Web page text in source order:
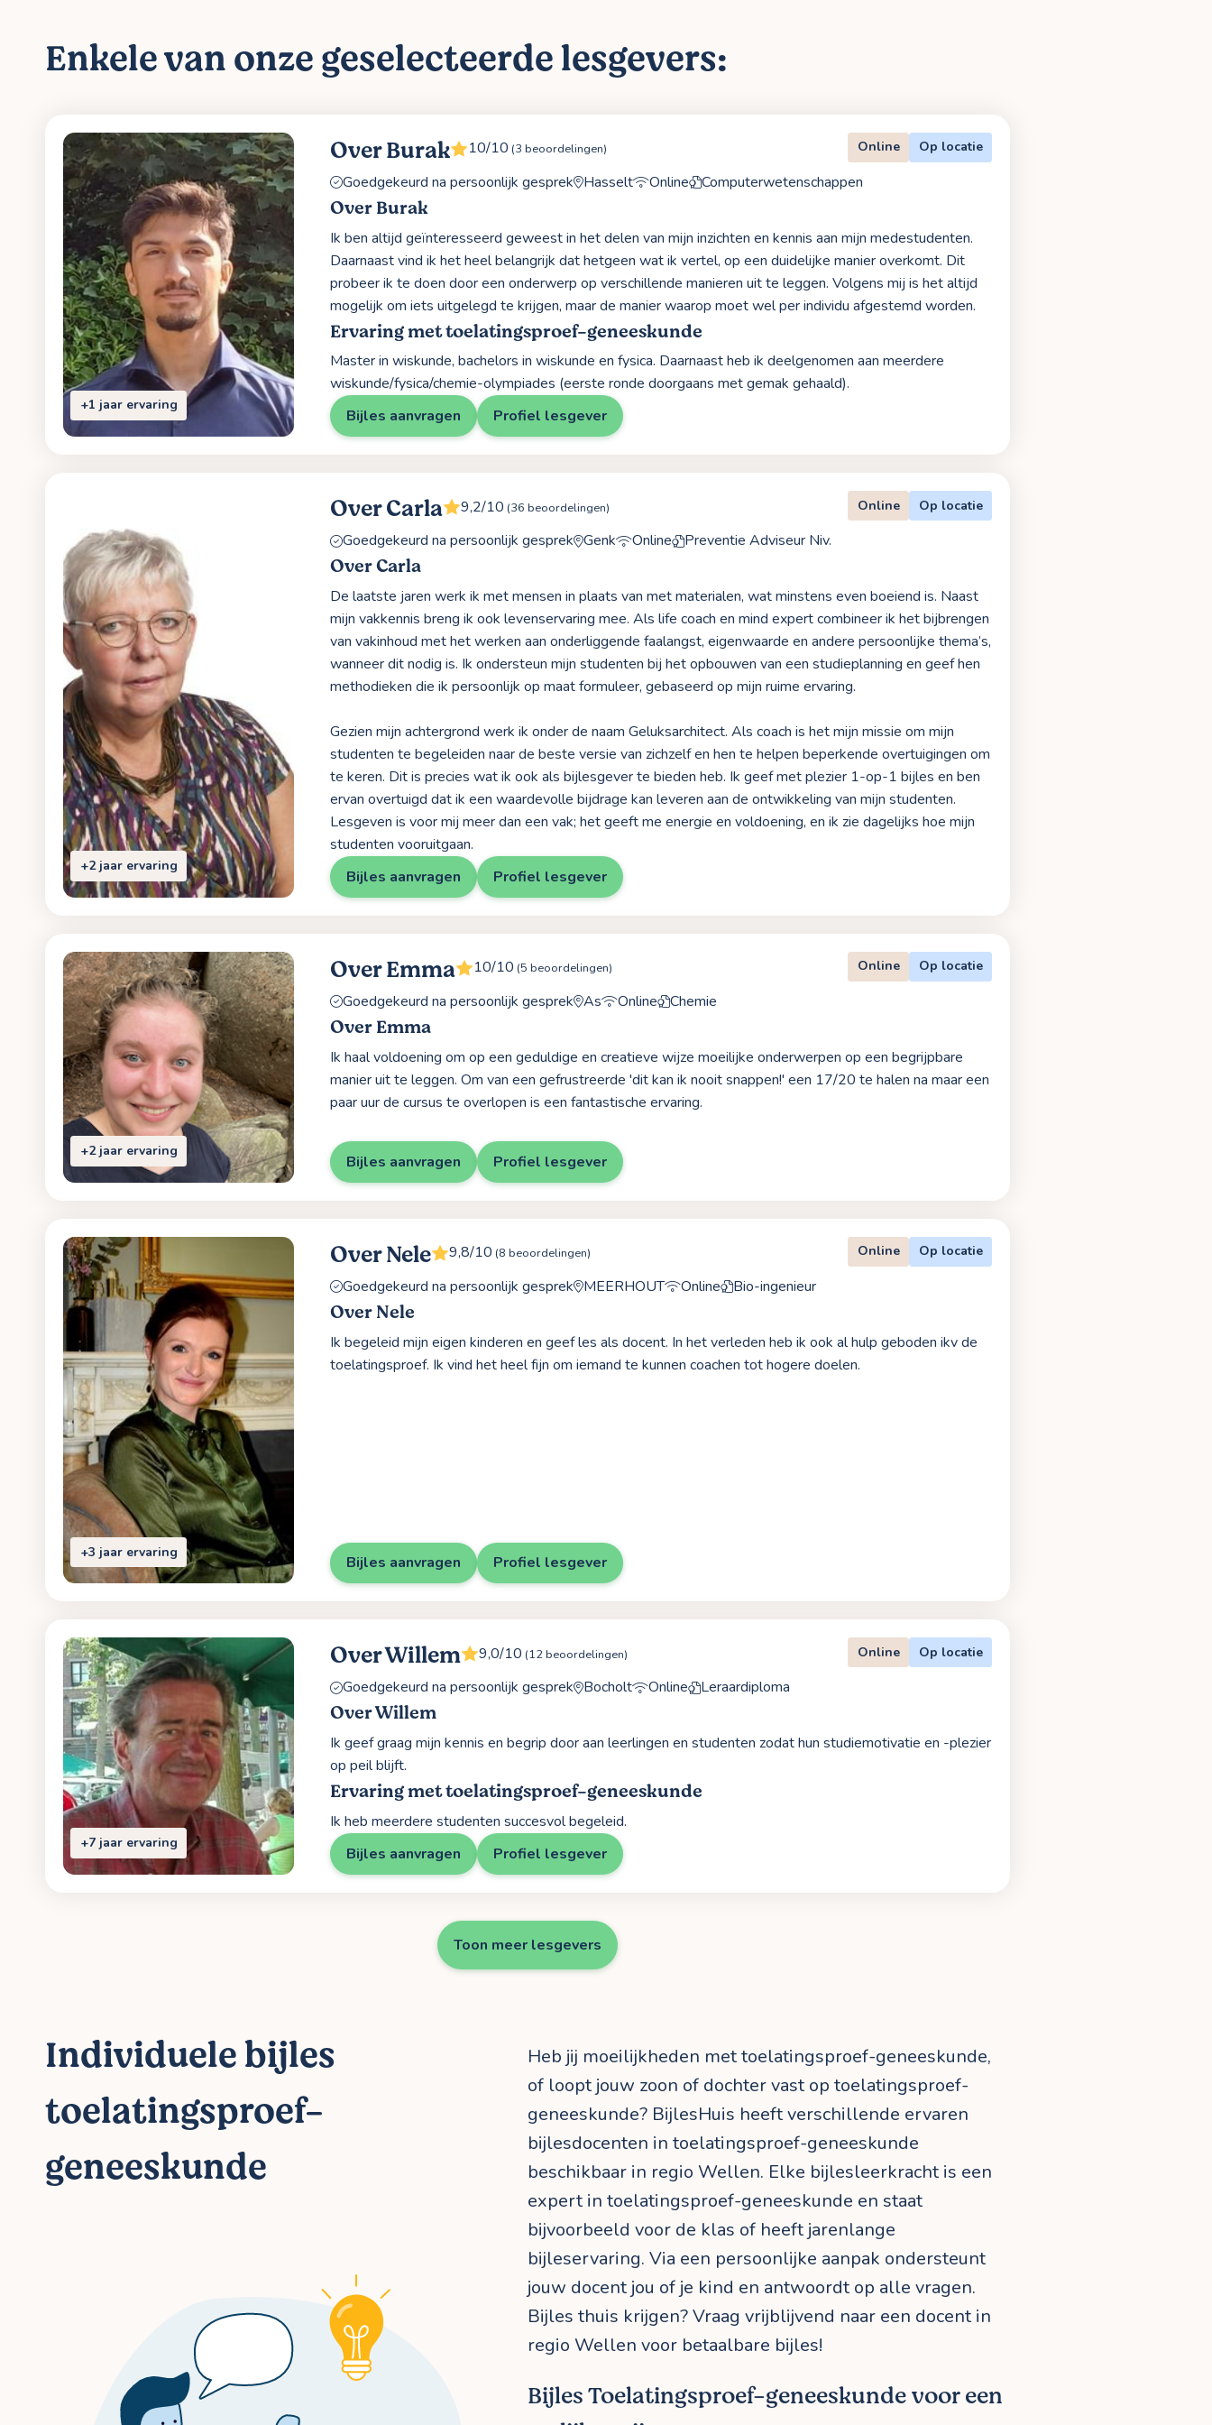
Enkele van onze geselecteerde lesgevers:
+1 jaar ervaring
Over Burak 10/10 (3 beoordelingen) Online Op locatie
Goedgekeurd na persoonlijk gesprek Hasselt Online Computerwetenschappen
Over Burak
Ik ben altijd geïnteresseerd geweest in het delen van mijn inzichten en kennis aan mijn medestudenten.
Daarnaast vind ik het heel belangrijk dat hetgeen wat ik vertel, op een duidelijke manier overkomt. Dit
probeer ik te doen door een onderwerp op verschillende manieren uit te leggen. Volgens mij is het altijd
mogelijk om iets uitgelegd te krijgen, maar de manier waarop moet wel per individu afgestemd worden.
Ervaring met toelatingsproef-geneeskunde
Master in wiskunde, bachelors in wiskunde en fysica. Daarnaast heb ik deelgenomen aan meerdere
wiskunde/fysica/chemie-olympiades (eerste ronde doorgaans met gemak gehaald).
Bijles aanvragen
Profiel lesgever
+2 jaar ervaring
Over Carla 9,2/10 (36 beoordelingen) Online Op locatie
Goedgekeurd na persoonlijk gesprek Genk Online Preventie Adviseur Niv.
Over Carla
De laatste jaren werk ik met mensen in plaats van met materialen, wat minstens even boeiend is. Naast
mijn vakkennis breng ik ook levenservaring mee. Als life coach en mind expert combineer ik het bijbrengen
van vakinhoud met het werken aan onderliggende faalangst, eigenwaarde en andere persoonlijke thema’s,
wanneer dit nodig is. Ik ondersteun mijn studenten bij het opbouwen van een studieplanning en geef hen
methodieken die ik persoonlijk op maat formuleer, gebaseerd op mijn ruime ervaring.
Gezien mijn achtergrond werk ik onder de naam Geluksarchitect. Als coach is het mijn missie om mijn
studenten te begeleiden naar de beste versie van zichzelf en hen te helpen beperkende overtuigingen om
te keren. Dit is precies wat ik ook als bijlesgever te bieden heb. Ik geef met plezier 1-op-1 bijles en ben
ervan overtuigd dat ik een waardevolle bijdrage kan leveren aan de ontwikkeling van mijn studenten.
Lesgeven is voor mij meer dan een vak; het geeft me energie en voldoening, en ik zie dagelijks hoe mijn
studenten vooruitgaan.
Bijles aanvragen
Profiel lesgever
+2 jaar ervaring
Over Emma 10/10 (5 beoordelingen) Online Op locatie
Goedgekeurd na persoonlijk gesprek As Online Chemie
Over Emma
Ik haal voldoening om op een geduldige en creatieve wijze moeilijke onderwerpen op een begrijpbare
manier uit te leggen. Om van een gefrustreerde 'dit kan ik nooit snappen!' een 17/20 te halen na maar een
paar uur de cursus te overlopen is een fantastische ervaring.
Bijles aanvragen Profiel lesgever
+3 jaar ervaring
Over Nele 9,8/10 (8 beoordelingen) Online Op locatie
Goedgekeurd na persoonlijk gesprek MEERHOUT Online Bio-ingenieur
Over Nele
Ik begeleid mijn eigen kinderen en geef les als docent. In het verleden heb ik ook al hulp geboden ikv de
toelatingsproef. Ik vind het heel fijn om iemand te kunnen coachen tot hogere doelen.
Bijles aanvragen Profiel lesgever
+7 jaar ervaring
Over Willem 9,0/10 (12 beoordelingen) Online Op locatie
Goedgekeurd na persoonlijk gesprek Bocholt Online Leraardiploma
Over Willem
Ik geef graag mijn kennis en begrip door aan leerlingen en studenten zodat hun studiemotivatie en -plezier
op peil blijft.
Ervaring met toelatingsproef-geneeskunde
Ik heb meerdere studenten succesvol begeleid.
Bijles aanvragen
Profiel lesgever
Toon meer lesgevers
Individuele bijles
toelatingsproef-
geneeskunde
Heb jij moeilijkheden met toelatingsproef-geneeskunde,
of loopt jouw zoon of dochter vast op toelatingsproef-
geneeskunde? BijlesHuis heeft verschillende ervaren
bijlesdocenten in toelatingsproef-geneeskunde
beschikbaar in regio Wellen. Elke bijlesleerkracht is een
expert in toelatingsproef-geneeskunde en staat
bijvoorbeeld voor de klas of heeft jarenlange
bijleservaring. Via een persoonlijke aanpak ondersteunt
jouw docent jou of je kind en antwoordt op alle vragen.
Bijles thuis krijgen? Vraag vrijblijvend naar een docent in
regio Wellen voor betaalbare bijles!
Bijles Toelatingsproef-geneeskunde voor een